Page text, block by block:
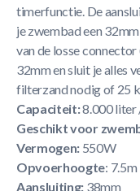
timerfunctie. De
je zwembad een
van de losse
32mm en sluit je alles
filterzand nodig of 25
Capaciteit:8.000 liter
Geschikt voor
Vermogen: 550W
Opvoerhoogte: 7.5m
Aansluiting: 38mm